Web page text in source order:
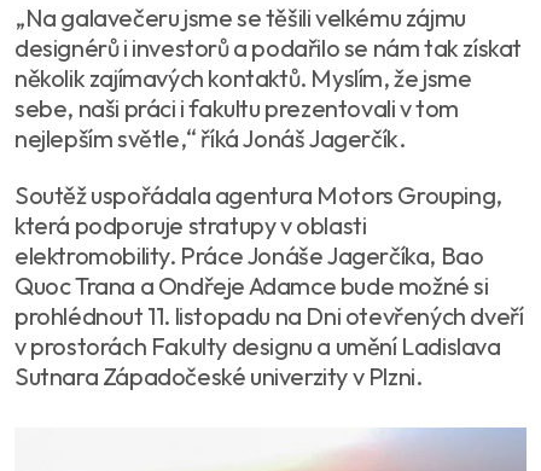
„Na galavečeru jsme se těšili velkému zájmu
designérů i investorů a podařilo se nám tak získat
několik zajímavých kontaktů. Myslím, že jsme
sebe, naši práci i fakultu prezentovali v tom
nejlepším světle,“ říká Jonáš Jagerčík.
Soutěž uspořádala agentura Motors Grouping,
která podporuje stratupy v oblasti
elektromobility. Práce Jonáše Jagerčíka, Bao
Quoc Trana a Ondřeje Adamce bude možné si
prohlédnout 11. listopadu na Dni otevřených dveří
v prostorách Fakulty designu a umění Ladislava
Sutnara Západočeské univerzity v Plzni.